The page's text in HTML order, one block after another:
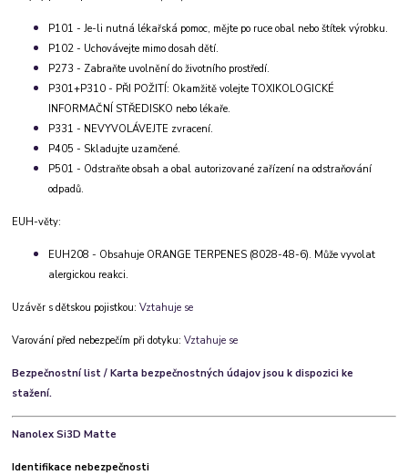
P101 - Je-li nutná lékařská pomoc, mějte po ruce obal nebo štítek výrobku.
P102 - Uchovávejte mimo dosah dětí.
P273 - Zabraňte uvolnění do životního prostředí.
P301+P310 - PŘI POŽITÍ: Okamžitě volejte TOXIKOLOGICKÉ
INFORMAČNÍ STŘEDISKO nebo lékaře.
P331 - NEVYVOLÁVEJTE zvracení.
P405 - Skladujte uzamčené.
P501 - Odstraňte obsah a obal autorizované zařízení na odstraňování
odpadů.
EUH-věty:
EUH208 - Obsahuje ORANGE TERPENES (8028-48-6). Může vyvolat
alergickou reakci.
Uzávěr s dětskou pojistkou:Vztahuje se
Varování před nebezpečím při dotyku:Vztahuje se
Bezpečnostní list / Karta bezpečnostných údajov jsou k dispozici ke
stažení.
Nanolex Si3D Matte
Identifikace nebezpečnosti